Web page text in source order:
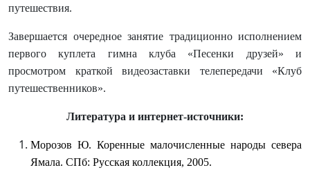
путешествия.
Завершается очередное занятие традиционно исполнением
первого куплета гимна клуба «Песенки друзей» и
просмотром краткой видеозаставки телепередачи «Клуб
путешественников».
Литература и интернет-источники:
Морозов Ю. Коренные малочисленные народы севера
Ямала. СПб: Русская коллекция, 2005.